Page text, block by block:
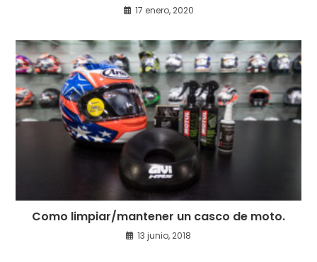
17 enero, 2020
Como limpiar/mantener un casco de moto.
13 junio, 2018